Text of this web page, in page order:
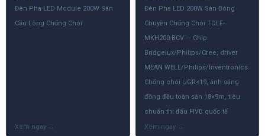
Đèn Pha LED Module 200W Sân
Cầu Lông Chống Chói
Đèn Pha LED 200W Sân Bóng
Chuyền Chống Chói TDLF-
MKH200-BCV — Chip
Bridgelux/Philips/Cree, driver
MEAN WELL/Philips/Inventronics.
Chống chói UGR<19, ánh sáng
đồng đều toàn sân 18×9m, tiêu
chuẩn thi đấu FIVB quốc tế